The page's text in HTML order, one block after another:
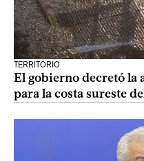
TERRITORIO
El gobierno decretó la
para la costa sureste